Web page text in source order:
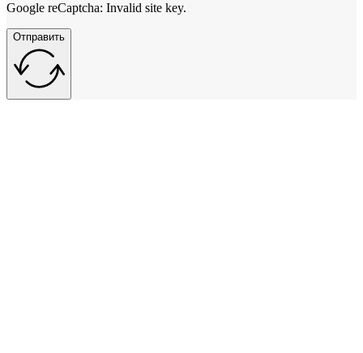
Google reCaptcha: Invalid site key.
Отправить